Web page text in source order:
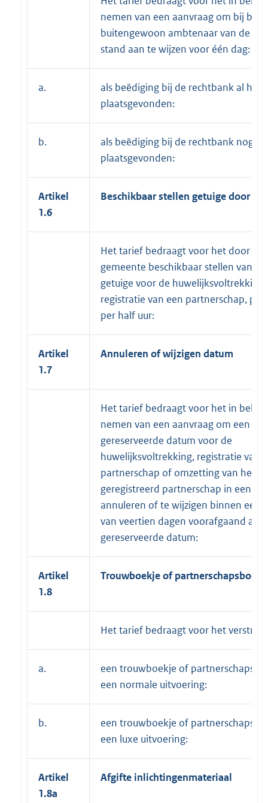
nemen van een aanvraag om bij
buitengewoon ambtenaar van de
stand aan te wijzen voor één dag:
a.
als beëdiging bij de rechtbank al
plaatsgevonden:
b.
als beëdiging bij de rechtbank nog
plaatsgevonden:
Artikel
1.6
Beschikbaar stellen getuige door
Het tarief bedraagt voor het door de
gemeente beschikbaar stellen van
getuige voor de huwelijksvoltrekking
registratie van een partnerschap, per
per half uur:
Artikel
1.7
Annuleren of wijzigen datum
Het tarief bedraagt voor het in
nemen van een aanvraag om een
gereserveerde datum voor de
huwelijksvoltrekking, registratie van
partnerschap of omzetting van het
geregistreerd partnerschap in een
annuleren of te wijzigen binnen een
van veertien dagen voorafgaand aan
gereserveerde datum:
Artikel
1.8
Trouwboekje of
Het tarief bedraagt voor het
a.
een trouwboekje of
een normale uitvoering:
b.
een trouwboekje of
een luxe uitvoering:
Artikel
1.8a
Afgifte inlichtingenmateriaal